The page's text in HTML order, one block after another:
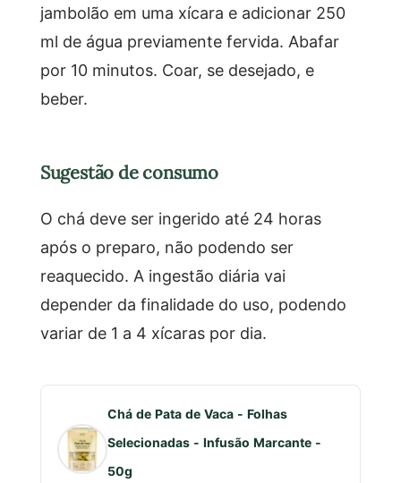
jambolão em uma xícara e adicionar 250
ml de água previamente fervida. Abafar
por 10 minutos. Coar, se desejado, e
beber.
Sugestão de consumo
O chá deve ser ingerido até 24 horas
após o preparo, não podendo ser
reaquecido. A ingestão diária vai
depender da finalidade do uso, podendo
variar de 1 a 4 xícaras por dia.
Chá de Pata de Vaca - Folhas
Selecionadas - Infusão Marcante -
50g